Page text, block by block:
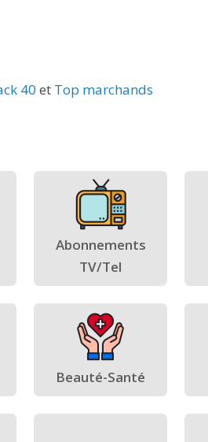
40 et Top marchands
Abonnements
TV/Tel
Beauté-Santé